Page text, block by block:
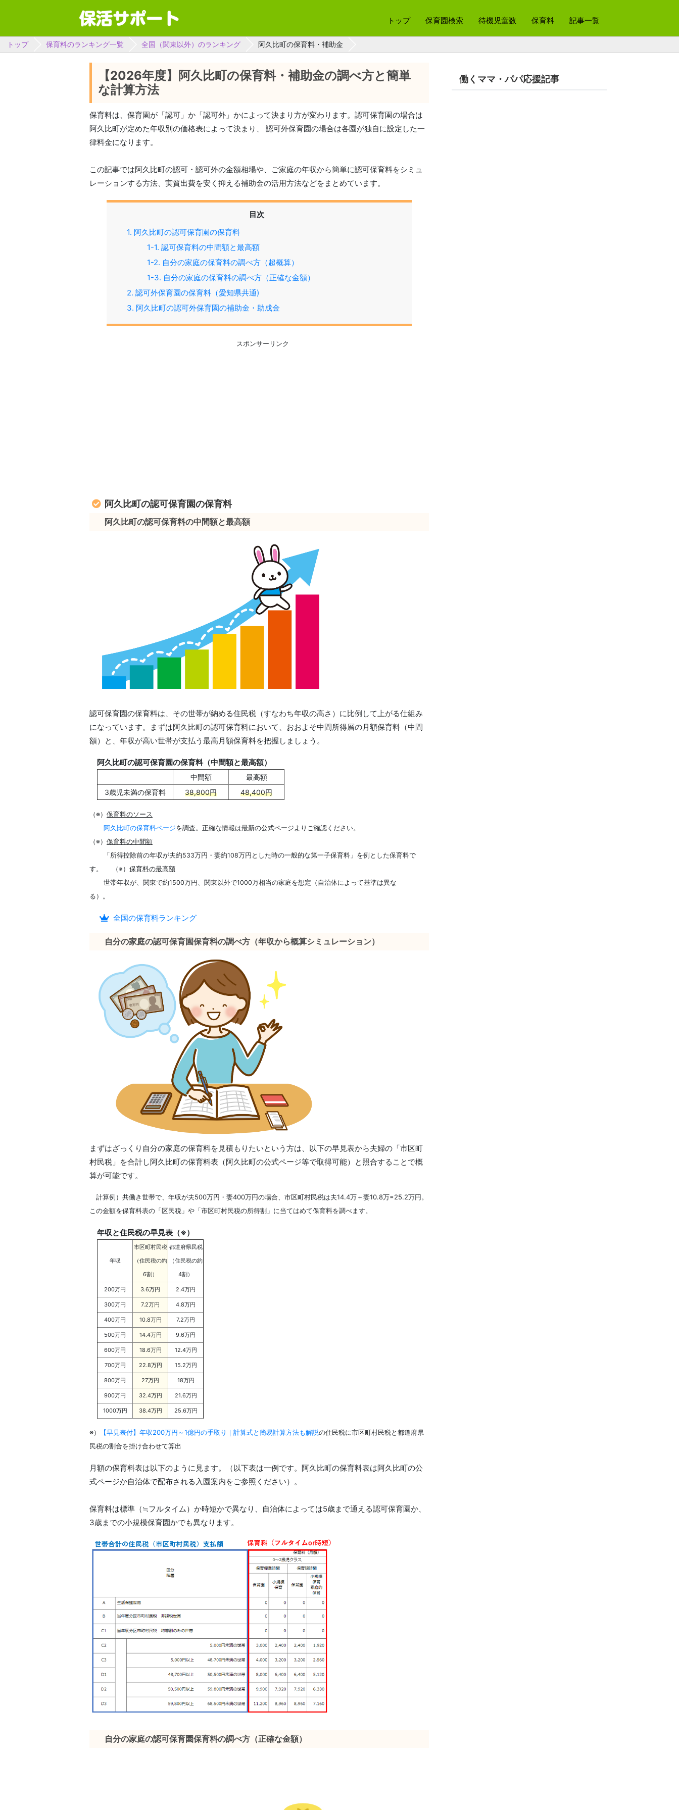
トップ 保育園検索 待機児童数 保育料 記事一覧
トップ 保育料のランキング一覧 全国（関東以外）のランキング 阿久比町の保育料・補助金
【2026年度】阿久比町の保育料・補助金の調べ方と簡単
な計算方法
保育料は、保育園が「認可」か「認可外」かによって決まり方が変わります。認可保育園の場合は
阿久比町が定めた年収別の価格表によって決まり、 認可外保育園の場合は各園が独自に設定した一
律料金になります。
この記事では阿久比町の認可・認可外の金額相場や、ご家庭の年収から簡単に認可保育料をシミュ
レーションする方法、実質出費を安く抑える補助金の活用方法などをまとめています。
目次
1. 阿久比町の認可保育園の保育料
1-1. 認可保育料の中間額と最高額
1-2. 自分の家庭の保育料の調べ方（超概算）
1-3. 自分の家庭の保育料の調べ方（正確な金額）
2. 認可外保育園の保育料（愛知県共通)
3. 阿久比町の認可外保育園の補助金・助成金
スポンサーリンク
阿久比町の認可保育園の保育料
阿久比町の認可保育料の中間額と最高額
認可保育園の保育料は、その世帯が納める住民税（すなわち年収の高さ）に比例して上がる仕組み
になっています。まずは阿久比町の認可保育料において、おおよそ中間所得層の月額保育料（中間
額）と、年収が高い世帯が支払う最高月額保育料を把握しましょう。
阿久比町の認可保育園の保育料（中間額と最高額）
中間額
最高額
3歳児未満の保育料
38,800円 48,400円
（※） 保育料のソース
阿久比町の保育料ページを調査。正確な情報は最新の公式ページよりご確認ください。
（※） 保育料の中間額
「所得控除前の年収が夫約533万円・妻約108万円とした時の一般的な第一子保育料」を例とした保育料で
す。
（※） 保育料の最高額
世帯年収が、関東で約1500万円、関東以外で1000万相当の家庭を想定（自治体によって基準は異な
る）。
全国の保育料ランキング
自分の家庭の認可保育園保育料の調べ方（年収から概算シミュレーション）
まずはざっくり自分の家庭の保育料を見積もりたいという方は、以下の早見表から夫婦の「市区町
村民税」を合計し阿久比町の保育料表（阿久比町の公式ページ等で取得可能）と照合することで概
算が可能です。
計算例）共働き世帯で、年収が夫500万円・妻400万円の場合、市区町村民税は夫14.4万＋妻10.8万=25.2万円。
この金額を保育料表の「区民税」や「市区町村民税の所得割」に当てはめて保育料を調べます。
年収と住民税の早見表（※）
年収
市区町村民税
（住民税の約
6割）
都道府県民税
（住民税の約
4割）
200万円 3.6万円 2.4万円
300万円 7.2万円 4.8万円
400万円 10.8万円 7.2万円
500万円 14.4万円 9.6万円
600万円 18.6万円 12.4万円
700万円 22.8万円 15.2万円
800万円 27万円 18万円
900万円 32.4万円 21.6万円
1000万円 38.4万円 25.6万円
※） 【早見表付】年収200万円～1億円の手取り｜計算式と簡易計算方法も解説の住民税に市区町村民税と都道府県
民税の割合を掛け合わせて算出
月額の保育料表は以下のように見ます。（以下表は一例です。阿久比町の保育料表は阿久比町の公
式ページか自治体で配布される入園案内をご参照ください）。
保育料は標準（≒フルタイム）か時短かで異なり、自治体によっては5歳まで通える認可保育園か、
3歳までの小規模保育園かでも異なります。
自分の家庭の認可保育園保育料の調べ方（正確な金額）
働くママ・パパ応援記事